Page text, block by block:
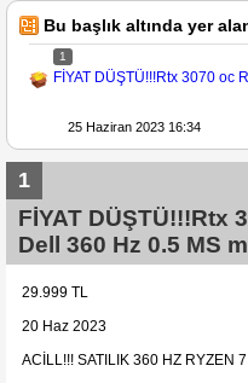
Bu başlık altında yer
1
FİYAT DÜŞTÜ!!!Rtx 3070 oc
25 Haziran 2023 16:34
1
FİYAT DÜŞTÜ!!!Rtx
Dell 360 Hz 0.5 MS
29.999 TL
20 Haz 2023
ACİLL!!! SATILIK 360 HZ RYZEN